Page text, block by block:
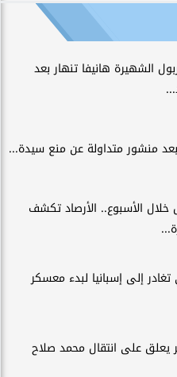
الشهيرة هانيفا تنهار بعد
منشور متداولة عن منع سيدة...
الأسبوع.. الأرصاد تكشف
إلى إسبانيا لبدء معسكر
يعلق على انتقال محمد صلاح